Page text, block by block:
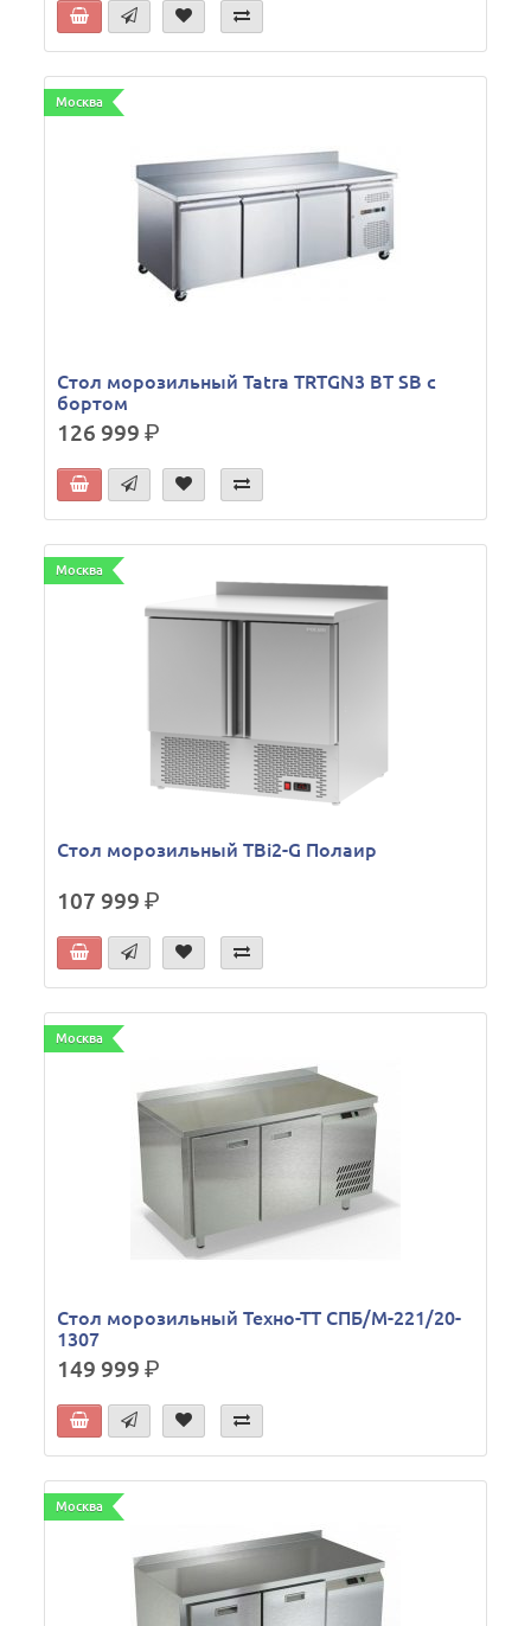
Москва
Стол морозильный Tatra TRTGN3 BT SB с
бортом
126 999р.
Москва
Стол морозильный TBi2-G Полаир
107 999р.
Москва
Стол морозильный Техно-ТТ СПБ/М-221/20-
1307
149 999р.
Москва